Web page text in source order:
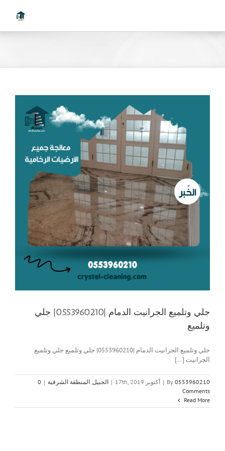
جلي وتلميع الجرانيت الدمام |0553960210| جلي
وتلميع
جلي وتلميع الجرانيت الدمام |0553960210| جلي وتلميع جلي وتلميع
الجرانيت [...]
By 0553960210
| أكتوبر 17th, 2019 | الجبيل المنطقة الشرقية |
0
Comments
Read More